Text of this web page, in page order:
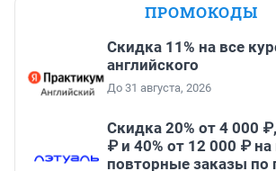
ПРОМОКОДЫ
Скидка 11% на все
английского
До 31 августа, 2026
Скидка 20% от 4 000
₽ и 40% от 12 000 ₽
повторные заказы по